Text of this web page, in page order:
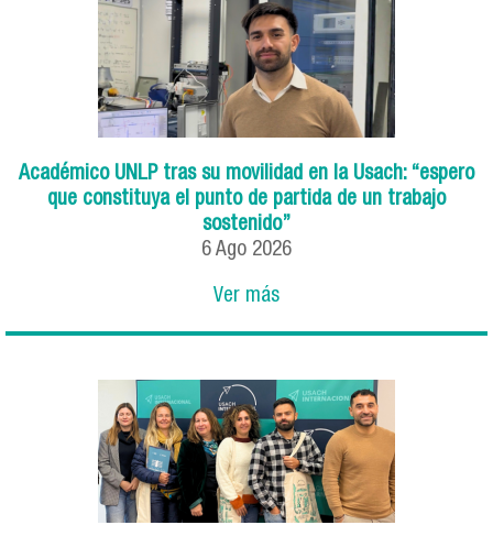
Académico UNLP tras su movilidad en la Usach: “espero
que constituya el punto de partida de un trabajo
sostenido”
6 Ago 2026
Ver más